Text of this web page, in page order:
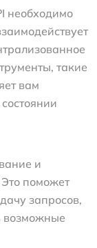
необходимо
такие
вам
и
поможет
запросов,
возможные